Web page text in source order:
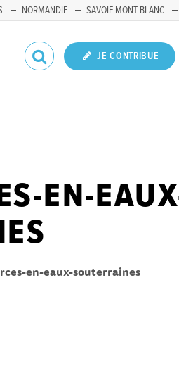
NORMANDIE SAVOIE MONT-BLANC
JE CONTRIBUE
EN-
en-eaux-souterraines